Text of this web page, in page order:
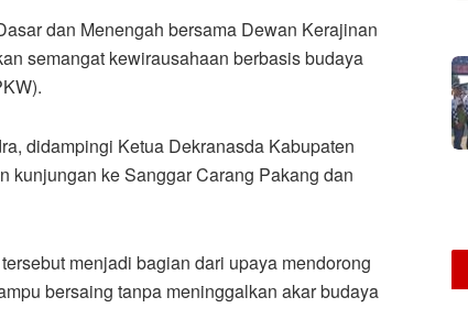
dan Menengah bersama Dewan Kerajinan
semangat kewirausahaan berbasis budaya
didampingi Ketua Dekranasda Kabupaten
kunjungan ke Sanggar Carang Pakang dan
menjadi bagian dari upaya mendorong
bersaing tanpa meninggalkan akar budaya